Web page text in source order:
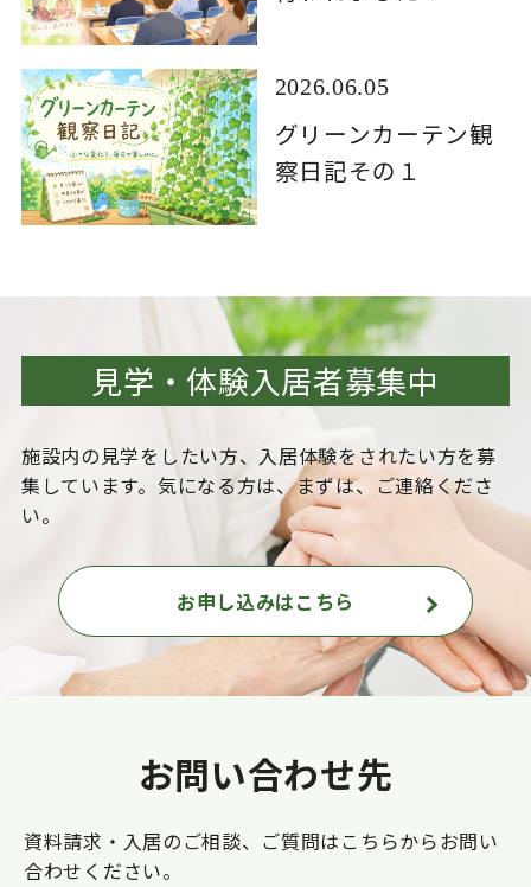
2026.06.05
グリーンカーテン観
察日記その１
見学・体験入居者募集中
施設内の見学をしたい方、入居体験をされたい方を募
集しています。気になる方は、まずは、ご連絡くださ
い。
お申し込みはこちら
お問い合わせ先
資料請求・入居のご相談、ご質問はこちらからお問い
合わせください。